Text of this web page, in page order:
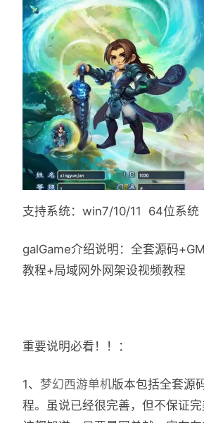
支持系统：win7/10/11 64位系统
galGame介绍说明：全套源码
教程+局域网外网架设视频教程
重要说明必看！！：
1、 梦幻西游单机版本包括全套源
程。虽说已经很完善，但不保证